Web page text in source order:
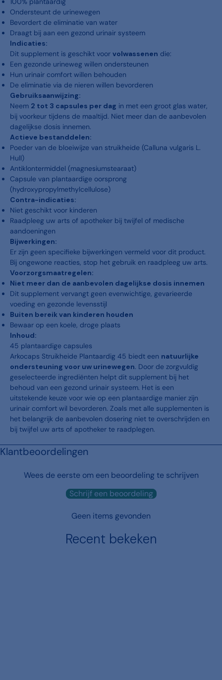
Ondersteunt de urinewegen
Bevordert de eliminatie van water
Draagt bij aan een gezond urinair systeem
Indicaties:
Dit supplement is geschikt voor volwassenen die:
Een gezonde urineweg willen ondersteunen
Hun urinair comfort willen behouden
De eliminatie via de nieren willen bevorderen
Gebruiksaanwijzing:
Neem 2 tot 3 capsules per dag in met een groot glas water,
bij voorkeur tijdens de maaltijd. Niet meer dan de aanbevolen
dagelijkse dosis innemen.
Actieve bestanddelen:
Poeder van de bloeiwijze van struikheide (Calluna vulgaris L.
Hull)
Antiklontermiddel (magnesiumstearaat)
Capsule van plantaardige oorsprong
(hydroxypropylmethylcellulose)
Contra-indicaties:
Niet geschikt voor kinderen
Raadpleeg uw arts of apotheker bij twijfel of medische
aandoeningen
Bijwerkingen:
Er zijn geen specifieke bijwerkingen vermeld voor dit product.
Bij ongewone reacties, stop het gebruik en raadpleeg uw arts.
Voorzorgsmaatregelen:
Niet meer dan de aanbevolen dagelijkse dosis innemen
Dit supplement vervangt geen evenwichtige, gevarieerde
voeding en gezonde levensstijl
Buiten bereik van kinderen houden
Bewaar op een koele, droge plaats
Inhoud:
45 plantaardige capsules
Arkocaps Struikheide Plantaardig 45 biedt een natuurlijke
ondersteuning voor uw urinewegen. Door de zorgvuldig
geselecteerde ingrediënten helpt dit supplement bij het
behoud van een gezond urinair systeem. Het is een
uitstekende keuze voor wie op een plantaardige manier zijn
urinair comfort wil bevorderen. Zoals met alle supplementen is
het belangrijk de aanbevolen dosering niet te overschrijden en
bij twijfel uw arts of apotheker te raadplegen.
Klantbeoordelingen
Wees de eerste om een beoordeling te schrijven
Schrijf een beoordeling
Geen items gevonden
Recent bekeken